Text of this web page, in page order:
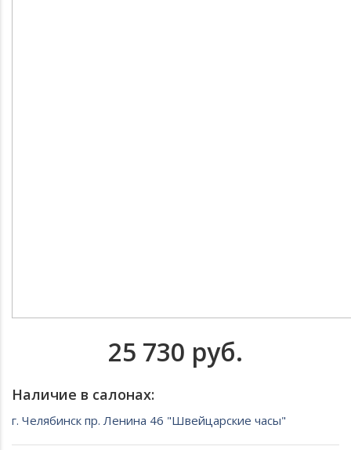
25 730 руб.
Наличие в салонах:
г. Челябинск пр. Ленина 46 "Швейцарские часы"